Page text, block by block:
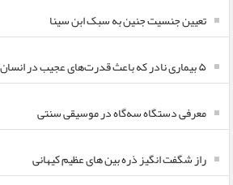
تعیین جنسیت جنین به سبک ابن سینا
۵ بیماری نادر که باعث قدرت‌های عجیب در انسان می‌شود!
معرفی دستگاه سه‌گاه در موسیقی سنتی
راز شگفت انگیز ذره بین های عظیم کیهانی